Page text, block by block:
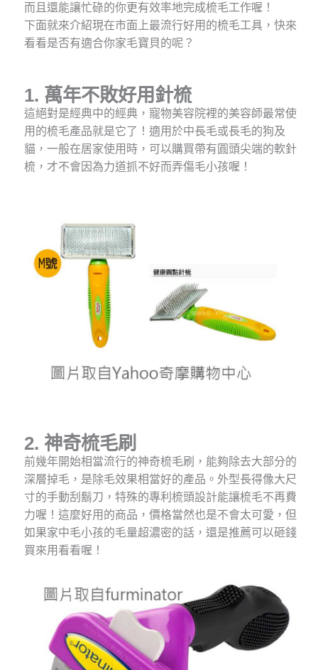
而且還能讓忙碌的你更有效率地完成梳毛工作喔！
下面就來介紹現在市面上最流行好用的梳毛工具，快來
看看是否有適合你家毛寶貝的呢？
1. 萬年不敗好用針梳
這絕對是經典中的經典，寵物美容院裡的美容師最常使
用的梳毛產品就是它了！適用於中長毛或長毛的狗及
貓，一般在居家使用時，可以購買帶有圓頭尖端的軟針
梳，才不會因為力道抓不好而弄傷毛小孩喔！
2. 神奇梳毛刷
前幾年開始相當流行的神奇梳毛刷，能夠除去大部分的
深層掉毛，是除毛效果相當好的產品。外型長得像大尺
寸的手動刮鬍刀，特殊的專利梳頭設計能讓梳毛不再費
力喔！這麼好用的商品，價格當然也是不會太可愛，但
如果家中毛小孩的毛量超濃密的話，還是推薦可以砸錢
買來用看看喔！